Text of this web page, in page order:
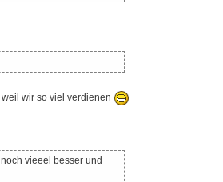
wir so viel verdienen
vieeel besser und